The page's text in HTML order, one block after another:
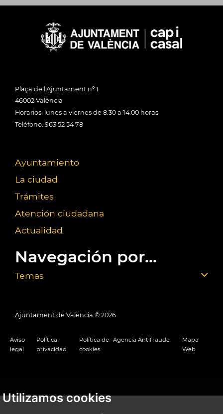
Utilizamos cookies
Plaça de l'Ajuntament nº 1
46002 València
Horarios: lunes a viernes de 8:30 a 14:00 horas
Teléfono: 963 52 54 78
Ayuntamiento
La ciudad
Trámites
Atención ciudadana
Actualidad
Navegación por...
Temas
Ajuntament de València © 2026
Aviso
legal
Política
privacidad
Política de
cookies
Agencia Antifraude
Mapa
Web